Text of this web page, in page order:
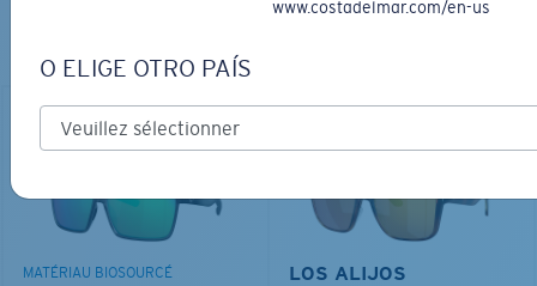
sur l’eau
MATÉRIAU BIOSOURCÉ LOS ALIJOS
www.costadelmar.com/en-us
O ELIGE OTRO PAÍS